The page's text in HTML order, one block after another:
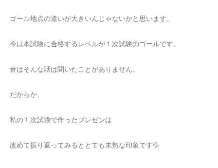
ゴール地点の違いが大きいんじゃないかと思います。
今は本試験に合格するレベルが１次試験のゴールです。
昔はそんな話は聞いたことがありません。
だからか、
私の１次試験で作ったプレゼンは
改めて振り返ってみるととても未熟な印象です💦